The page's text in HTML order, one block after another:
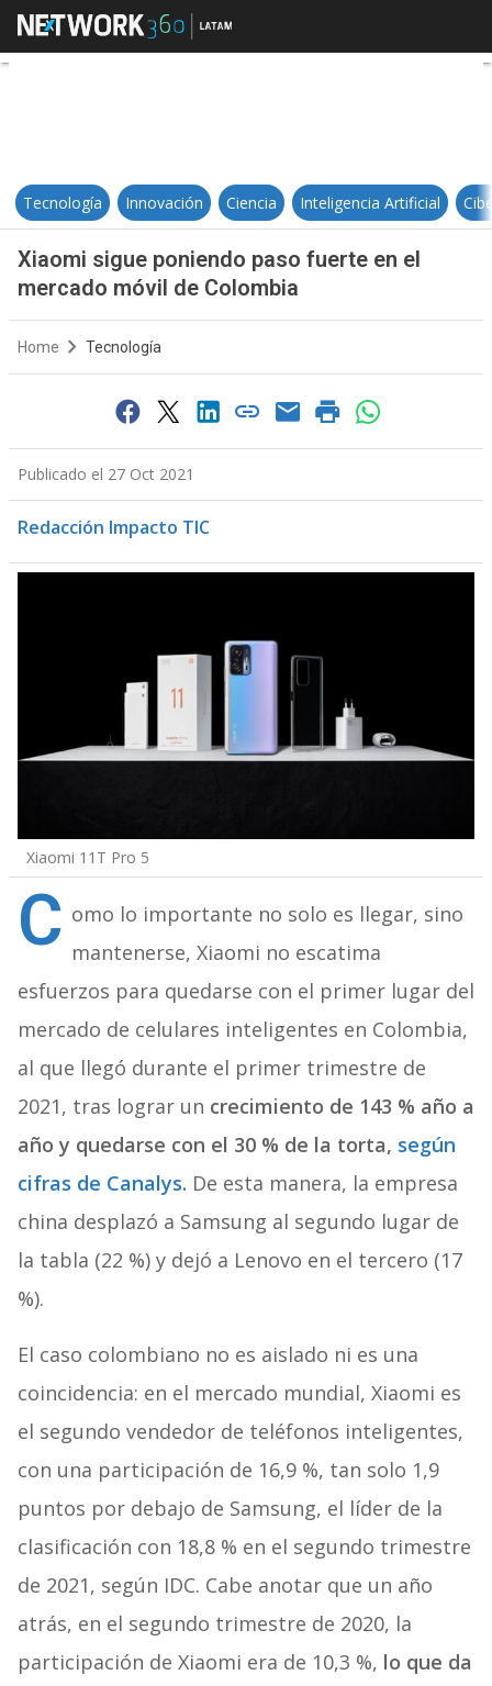
Xiaomi sigue poniendo paso
Tecnología Innovación Ciencia Inteligencia Artificial
Xiaomi sigue poniendo paso fuerte en el
mercado móvil de Colombia
Home Tecnología
Publicado el 27 Oct 2021
Redacción Impacto TIC
Xiaomi 11T Pro 5
C omo lo importante no solo es llegar, sino
mantenerse, Xiaomi no escatima
esfuerzos para quedarse con el primer lugar del
mercado de celulares inteligentes en Colombia,
al que llegó durante el primer trimestre de
2021, tras lograr un crecimiento de 143 % año a
año y quedarse con el 30 % de la torta, según
cifras de Canalys. De esta manera, la empresa
china desplazó a Samsung al segundo lugar de
la tabla (22 %) y dejó a Lenovo en el tercero (17
%).
El caso colombiano no es aislado ni es una
coincidencia: en el mercado mundial, Xiaomi es
el segundo vendedor de teléfonos inteligentes,
con una participación de 16,9 %, tan solo 1,9
puntos por debajo de Samsung, el líder de la
clasificación con 18,8 % en el segundo trimestre
de 2021, según IDC. Cabe anotar que un año
atrás, en el segundo trimestre de 2020, la
participación de Xiaomi era de 10,3 %, lo que da